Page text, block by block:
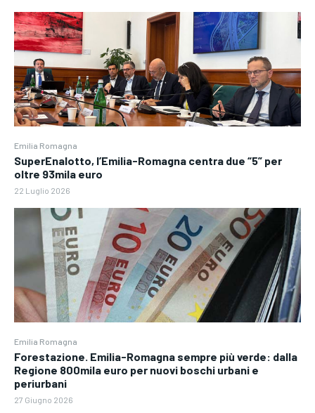
Emilia Romagna
SuperEnalotto, l’Emilia-Romagna centra due “5” per
oltre 93mila euro
22 Luglio 2026
Emilia Romagna
Forestazione. Emilia-Romagna sempre più verde: dalla
Regione 800mila euro per nuovi boschi urbani e
periurbani
27 Giugno 2026